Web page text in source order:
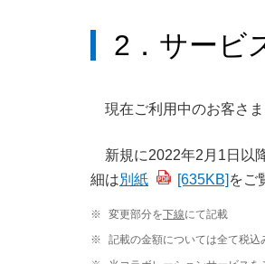
2．サービ
現在ご利用中のお客さ
新規に2022年2月1日以
細は別紙 [635KB] をご
※ 変更部分を下線にて記載
※
記載の金額については全て税込